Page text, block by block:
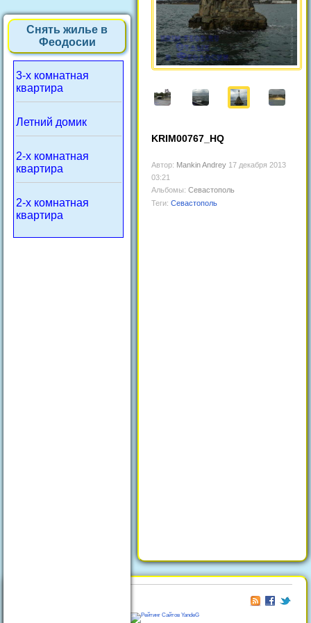
Снять жилье в
Феодосии
3-х комнатная
квартира
Летний домик
2-х комнатная
квартира
2-х комнатная
квартира
KRIM00767_HQ
Автор: Mankin Andrey 17 декабря 2013
03:21
Альбомы: Севастополь
Теги: Севастополь